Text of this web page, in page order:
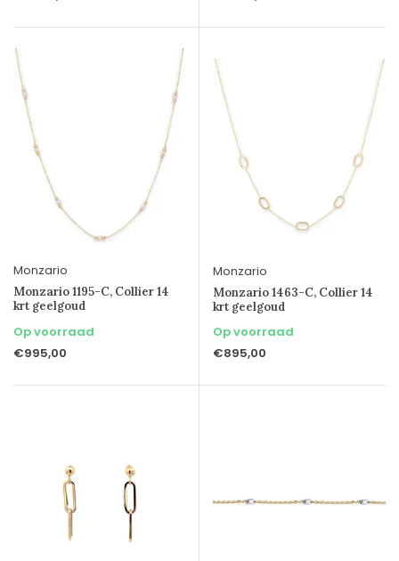
Monzario
Monzario 1195-C, Collier 14
krt geelgoud
Op voorraad
€995,00
Monzario
Monzario 1463-C, Collier 14
krt geelgoud
Op voorraad
€895,00